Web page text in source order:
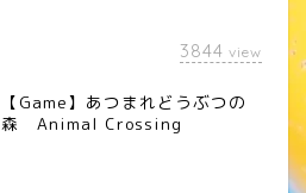
3844 view
【Game】あつまれどうぶつの
森 Animal Crossing